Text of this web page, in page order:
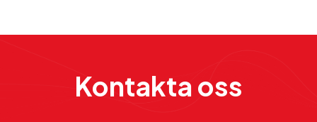
Kontakta oss